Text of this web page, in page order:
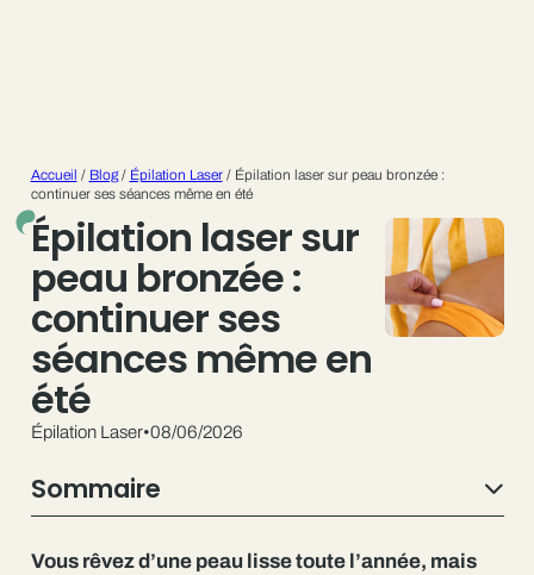
Accueil / Blog/ Épilation Laser/ Épilation laser sur peau bronzée :
continuer ses séances même en été
Épilation laser sur
peau bronzée :
continuer ses
séances même en
été
Épilation Laser•08/06/2026
Vous rêvez d’une peau lisse toute l’année, mais
Sommaire